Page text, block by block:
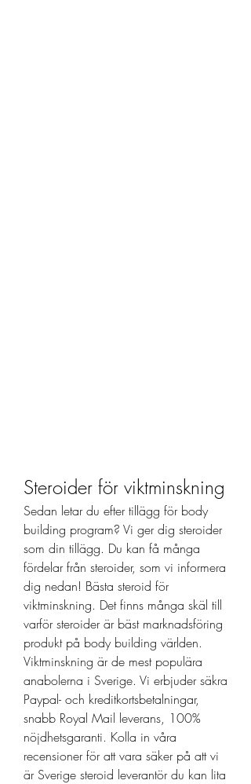
Steroider för viktminskning
Sedan letar du efter tillägg för body
building program? Vi ger dig steroider
som din tillägg. Du kan få många
fördelar från steroider, som vi informera
dig nedan! Bästa steroid för
viktminskning. Det finns många skäl till
varför steroider är bäst marknadsföring
produkt på body building världen.
Viktminskning är de mest populära
anabolerna i Sverige. Vi erbjuder säkra
Paypal- och kreditkortsbetalningar,
snabb Royal Mail leverans, 100%
nöjdhetsgaranti. Kolla in våra
recensioner för att vara säker på att vi
är Sverige steroid leverantör du kan lita